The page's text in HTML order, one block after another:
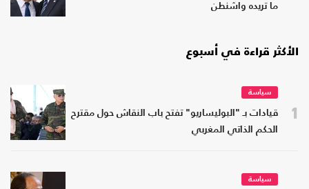
ما تريده واشنطن
الأكثر قراءة في أسبوع
1
سياسة
قيادات بـ "البوليساريو" تفتح باب النقاش حول مقترح
الحكم الذاتي المغربي
سياسة